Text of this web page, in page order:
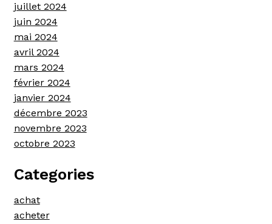
juillet 2024
juin 2024
mai 2024
avril 2024
mars 2024
février 2024
janvier 2024
décembre 2023
novembre 2023
octobre 2023
Categories
achat
acheter